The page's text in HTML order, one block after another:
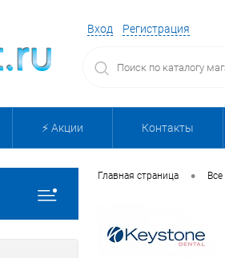
Вход Регистрация
⚡️ Акции Контакты
Главная страница •